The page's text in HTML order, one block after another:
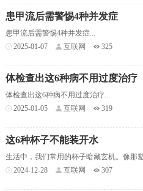
患甲流后需警惕4种并发症
患甲流后需警惕4种并发症...
2025-01-07
互联网 325
体检查出这6种病不用过度治疗
体检查出这6种病不用过度治疗...
2025-01-05
互联网 319
这6种杯子不能装开水
生活中，我们常用的杯子暗藏玄机。像那
2024-12-28
互联网 307